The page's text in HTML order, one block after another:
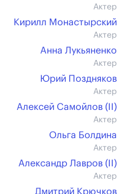
Актер
Кирилл Монастырский
Актер
Анна Лукьяненко
Актер
Юрий Поздняков
Актер
Алексей Самойлов (II)
Актер
Ольга Болдина
Актер
Александр Лавров (II)
Актер
Дмитрий Крючков